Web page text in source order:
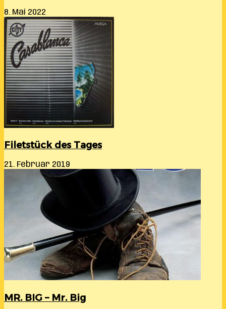
8. Mai 2022
Filetstück des Tages
21. Februar 2019
MR. BIG – Mr. Big